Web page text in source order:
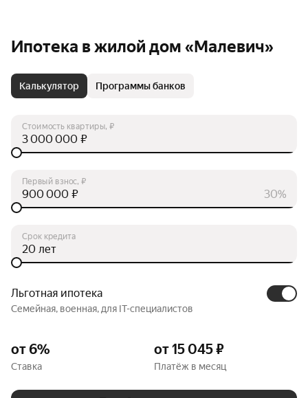
Ипотека в жилой дом «Малевич»
Калькулятор Программы банков
Стоимость квартиры, ₽
₽
Первый взнос, ₽
30%
₽
Срок кредита
лет
Льготная ипотека
Семейная, военная, для IT-специалистов
от 6%
Ставка
от 15 045 ₽
Платёж в месяц